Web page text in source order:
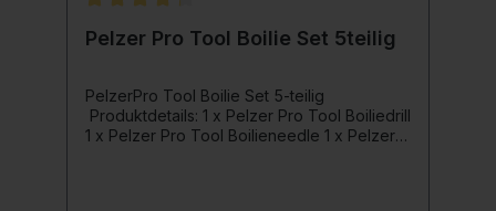
Pelzer Pro Tool Boilie Set 5teilig
PelzerPro Tool Boilie Set 5-teilig
Produktdetails: 1 x Pelzer Pro Tool Boiliedrill
1 x Pelzer Pro Tool Boilieneedle 1 x Pelzer